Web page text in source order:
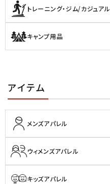
トレーニング・ジム/カジュアル
キャンプ用品
アイテム
メンズアパレル
ウィメンズアパレル
キッズアパレル